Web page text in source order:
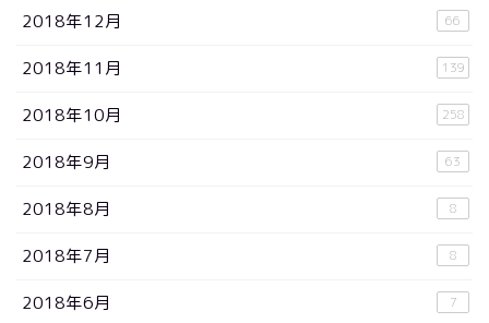
2018年12月 66
2018年11月 139
2018年10月 258
2018年9月 63
2018年8月 8
2018年7月 8
2018年6月 7